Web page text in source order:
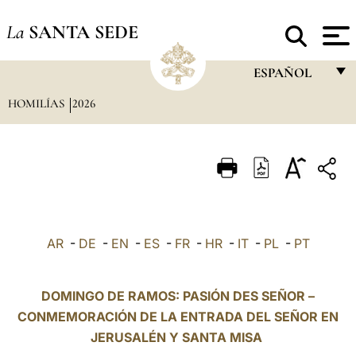
La SANTA SEDE
ESPAÑOL
ITALIANO
POLSKI
العربيّة
HOMILÍAS 2026
AR- DE - EN - ES- FR- HR- IT- PL- PT
DOMINGO DE RAMOS: PASIÓN DES SEÑOR –
CONMEMORACIÓN DE LA ENTRADA DEL SEÑOR EN
JERUSALÉN Y SANTA MISA